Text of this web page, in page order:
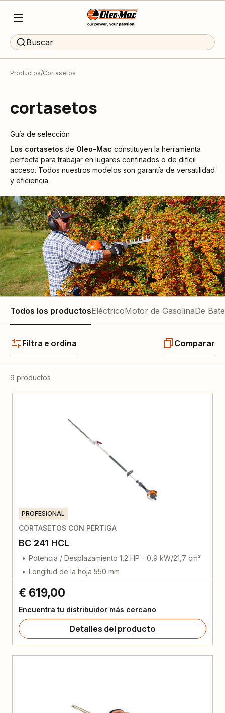
Buscar
Productos Cortasetos
cortasetos
Guía de selección
Los cortasetos de Oleo-Mac constituyen la herramienta
perfecta para trabajar en lugares confinados o de difícil
acceso. Todos nuestros modelos son garantía de versatilidad
y eficiencia.
Todos los productosEléctricoMotor de GasolinaDe
Filtra e ordina Comparar
9 productos
PROFESIONAL
CORTASETOS CON PÉRTIGA
BC 241 HCL
Potencia / Desplazamiento 1,2 HP - 0,9 kW/21,7 cm³
Longitud de la hoja 550 mm
€ 619,00
Encuentra tu distribuidor más cercano
Detalles del producto